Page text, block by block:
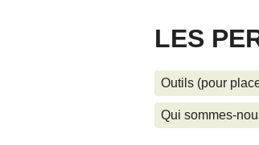
LES
Outils (pour
Qui sommes-